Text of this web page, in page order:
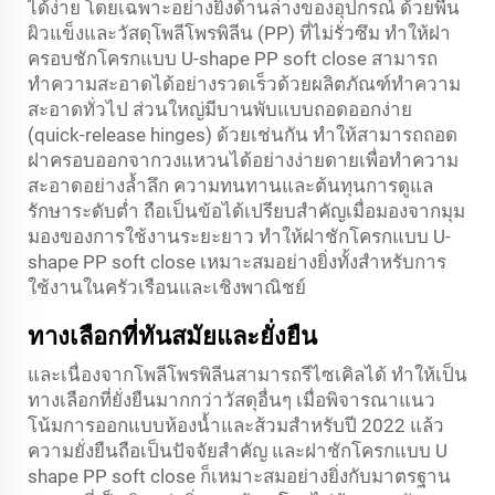
ได้ง่าย โดยเฉพาะอย่างยิ่งด้านล่างของอุปกรณ์ ด้วยพื้น
ผิวแข็งและวัสดุโพลีโพรพิลีน (PP) ที่ไม่รั่วซึม ทำให้ฝา
ครอบชักโครกแบบ U-shape PP soft close สามารถ
ทำความสะอาดได้อย่างรวดเร็วด้วยผลิตภัณฑ์ทำความ
สะอาดทั่วไป ส่วนใหญ่มีบานพับแบบถอดออกง่าย
(quick-release hinges) ด้วยเช่นกัน ทำให้สามารถถอด
ฝาครอบออกจากวงแหวนได้อย่างง่ายดายเพื่อทำความ
สะอาดอย่างล้ำลึก ความทนทานและต้นทุนการดูแล
รักษาระดับต่ำ ถือเป็นข้อได้เปรียบสำคัญเมื่อมองจากมุม
มองของการใช้งานระยะยาว ทำให้ฝาชักโครกแบบ U-
shape PP soft close เหมาะสมอย่างยิ่งทั้งสำหรับการ
ใช้งานในครัวเรือนและเชิงพาณิชย์
ทางเลือกที่ทันสมัยและยั่งยืน
และเนื่องจากโพลีโพรพิลีนสามารถรีไซเคิลได้ ทำให้เป็น
ทางเลือกที่ยั่งยืนมากกว่าวัสดุอื่นๆ เมื่อพิจารณาแนว
โน้มการออกแบบห้องน้ำและส้วมสำหรับปี 2022 แล้ว
ความยั่งยืนถือเป็นปัจจัยสำคัญ และฝาชักโครกแบบ U
shape PP soft close ก็เหมาะสมอย่างยิ่งกับมาตรฐาน